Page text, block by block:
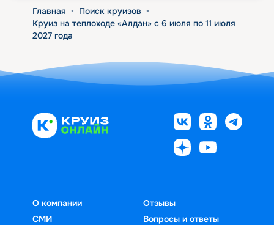
Главная • Поиск круизов •
Круиз на теплоходе «Алдан» с 6 июля по 11 июля
2027 года
О компании
СМИ
Отзывы
Вопросы и ответы